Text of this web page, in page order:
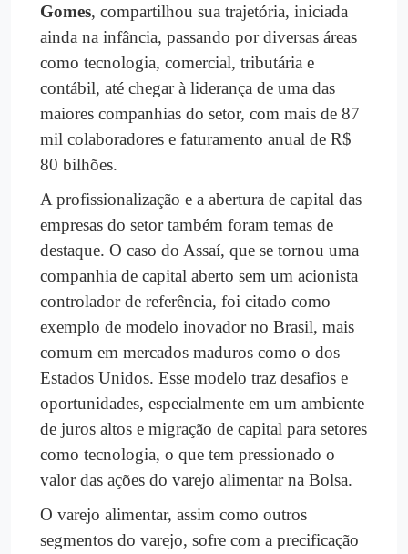
Gomes, compartilhou sua trajetória, iniciada
ainda na infância, passando por diversas áreas
como tecnologia, comercial, tributária e
contábil, até chegar à liderança de uma das
maiores companhias do setor, com mais de 87
mil colaboradores e faturamento anual de R$
80 bilhões.
A profissionalização e a abertura de capital das
empresas do setor também foram temas de
destaque. O caso do Assaí, que se tornou uma
companhia de capital aberto sem um acionista
controlador de referência, foi citado como
exemplo de modelo inovador no Brasil, mais
comum em mercados maduros como o dos
Estados Unidos. Esse modelo traz desafios e
oportunidades, especialmente em um ambiente
de juros altos e migração de capital para setores
como tecnologia, o que tem pressionado o
valor das ações do varejo alimentar na Bolsa.
O varejo alimentar, assim como outros
segmentos do varejo, sofre com a precificação